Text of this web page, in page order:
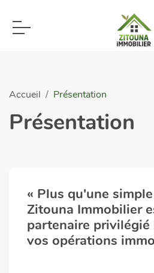
Accueil Présentation
Présentation
« Plus qu'une
Zitouna Immobilier
partenaire
vos opérations